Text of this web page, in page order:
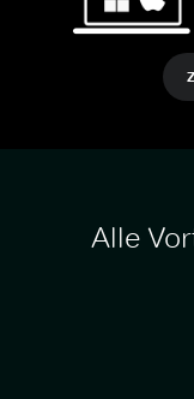
Alle